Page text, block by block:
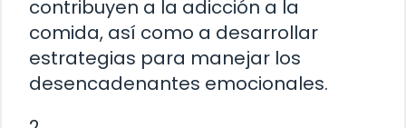
contribuyen a la adicción a la
comida, así como a desarrollar
estrategias para manejar los
desencadenantes emocionales.